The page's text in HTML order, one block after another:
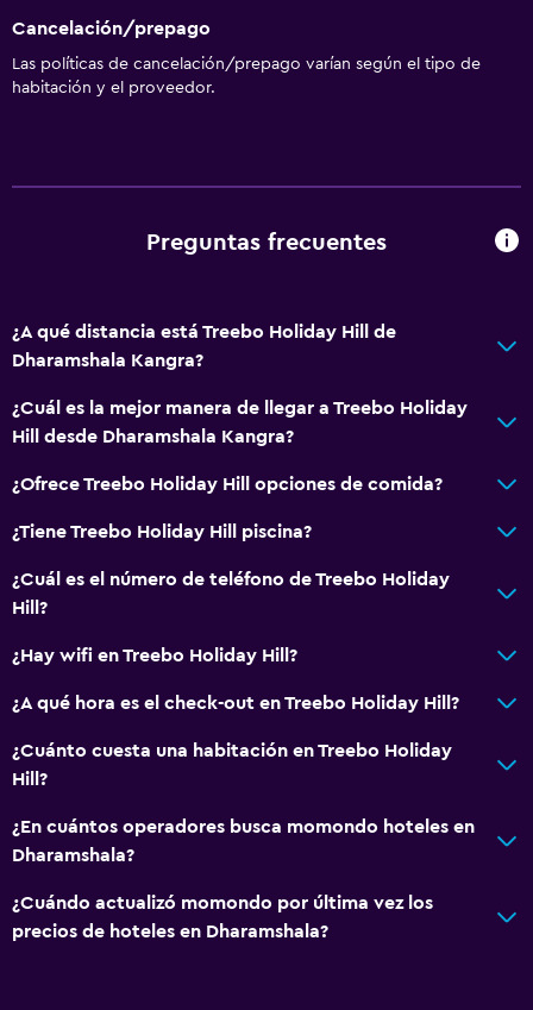
Cancelación/prepago
Las políticas de cancelación/prepago varían según el tipo de
habitación y el proveedor.
Preguntas frecuentes
¿A qué distancia está Treebo Holiday Hill de
Dharamshala Kangra?
¿Cuál es la mejor manera de llegar a Treebo Holiday
Hill desde Dharamshala Kangra?
¿Ofrece Treebo Holiday Hill opciones de comida?
¿Tiene Treebo Holiday Hill piscina?
¿Cuál es el número de teléfono de Treebo Holiday
Hill?
¿Hay wifi en Treebo Holiday Hill?
¿A qué hora es el check-out en Treebo Holiday Hill?
¿Cuánto cuesta una habitación en Treebo Holiday
Hill?
¿En cuántos operadores busca momondo hoteles en
Dharamshala?
¿Cuándo actualizó momondo por última vez los
precios de hoteles en Dharamshala?